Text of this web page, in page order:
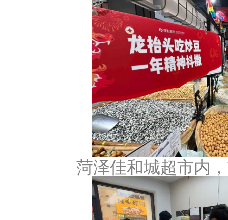
菏泽佳和城超市内